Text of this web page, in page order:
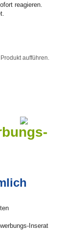
reagieren.
aufführen.
Inserat